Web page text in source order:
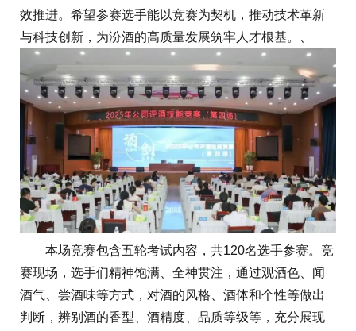
效推进。希望参赛选手能以竞赛为契机，推动技术革新
与科技创新，为汾酒的高质量发展筑牢人才根基。、
本场竞赛包含五轮考试内容，共120名选手参赛。竞
赛现场，选手们精神饱满、全神贯注，通过观酒色、闻
酒气、尝酒味等方式，对酒的风格、酒体和个性等做出
判断，辨别酒的香型、酒精度、品质等级等，充分展现